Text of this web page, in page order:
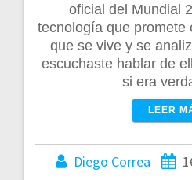
oficial del Mundial
tecnología que promete
que se vive y se
escuchaste hablar de
si era
LEER
Diego Correa